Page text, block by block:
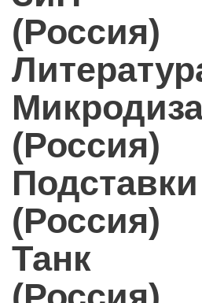
(Россия)
(Россия)
Подставки
(Россия)
Танк